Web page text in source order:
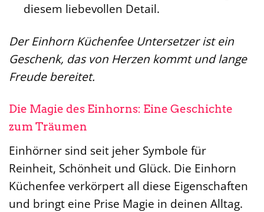
diesem liebevollen Detail.
Der Einhorn Küchenfee Untersetzer ist ein
Geschenk, das von Herzen kommt und lange
Freude bereitet.
Die Magie des Einhorns: Eine Geschichte
zum Träumen
Einhörner sind seit jeher Symbole für
Reinheit, Schönheit und Glück. Die Einhorn
Küchenfee verkörpert all diese Eigenschaften
und bringt eine Prise Magie in deinen Alltag.